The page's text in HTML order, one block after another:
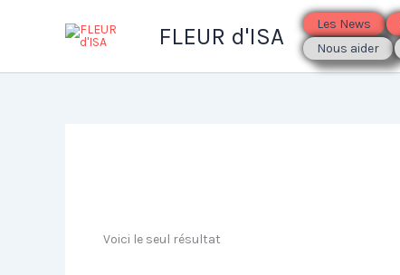
FLEUR d'ISA Les News
Nous aider
Voici le seul résultat